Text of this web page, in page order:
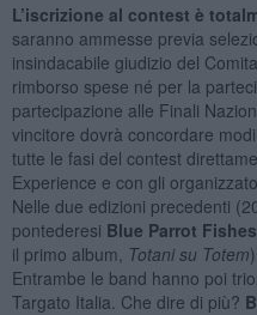
L’iscrizione al contest è
saranno ammesse previa
insindacabile giudizio del
rimborso spese né per la
partecipazione alle Finali
vincitore dovrà concordare
tutte le fasi del contest
Experience e con gli
Nelle due edizioni precedenti
pontederesi Blue Parrot Fishes
il primo album, Totani su Totem
Entrambe le band hanno poi
Targato Italia. Che dire di più?